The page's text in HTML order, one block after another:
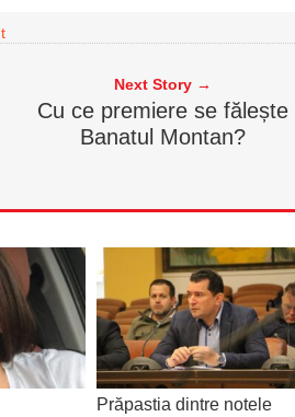
Next Story →
Cu ce premiere se fălește
Banatul Montan?
Prăpastia dintre notele